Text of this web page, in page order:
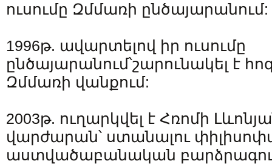
ուսումը Զմմառի ընծայարանում:
1996թ. ավարտելով իր ուսումը
ընծայարանում՝շարունակել է
Զմմառի վանքում:
2003թ. ուղարկվել է Հռոմի
վարժարան՝ ստանալու
աստվածաբանական